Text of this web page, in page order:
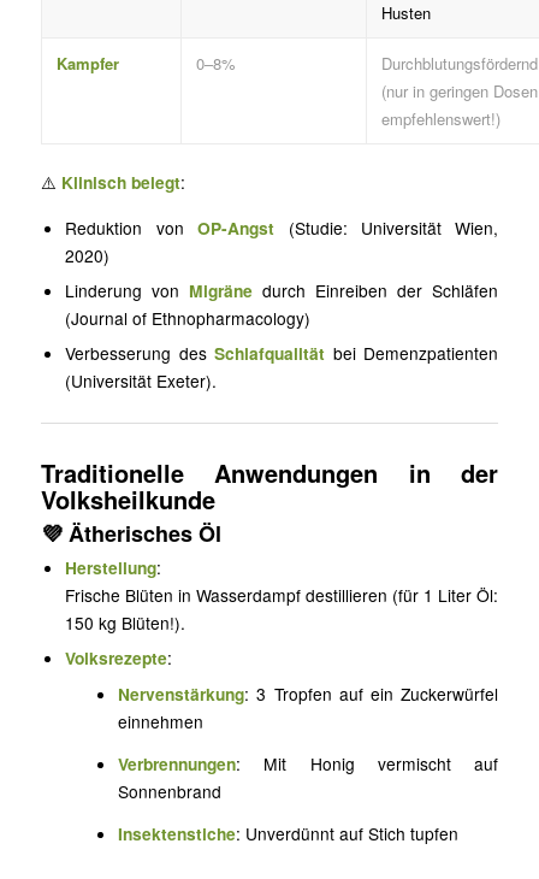
Husten
Kampfer 0–8%
Durchblutungsfördernd
(nur in geringen Dosen
empfehlenswert!)
⚠️ Klinisch belegt:
Reduktion vonOP-Angst (Studie: Universität Wien,
2020)
Linderung von Migräne durch Einreiben der Schläfen
(Journal of Ethnopharmacology)
Verbesserung desSchlafqualität bei Demenzpatienten
(Universität Exeter).
Traditionelle Anwendungen in der
Volksheilkunde
💜Ätherisches Öl
Herstellung:
Frische Blüten in Wasserdampf destillieren (für 1 Liter Öl:
150 kg Blüten!).
Volksrezepte:
Nervenstärkung: 3 Tropfen auf ein Zuckerwürfel
einnehmen
Verbrennungen: Mit Honig vermischt auf
Sonnenbrand
Insektenstiche: Unverdünnt auf Stich tupfen